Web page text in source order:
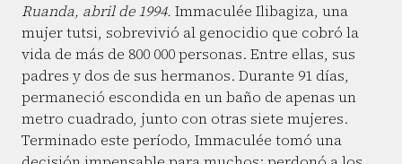
Ruanda, abril de 1994. Immaculée Ilibagiza, una
mujer tutsi, sobrevivió al genocidio que cobró la
vida de más de 800 000 personas. Entre ellas, sus
padres y dos de sus hermanos. Durante 91 días,
permaneció escondida en un baño de apenas un
metro cuadrado, junto con otras siete mujeres.
Terminado este período, Immaculée tomó una